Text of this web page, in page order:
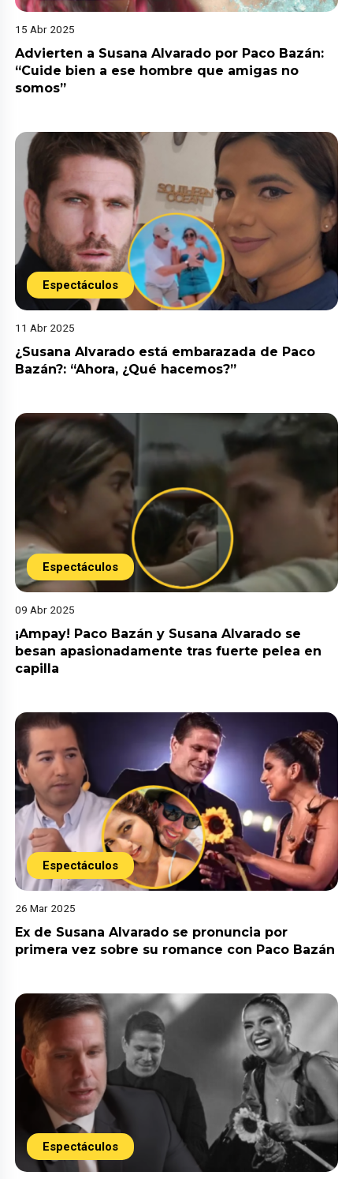
15 Abr 2025
Advierten a Susana Alvarado por Paco Bazán:
“Cuide bien a ese hombre que amigas no
somos”
Espectáculos
11 Abr 2025
¿Susana Alvarado está embarazada de Paco
Bazán?: “Ahora, ¿Qué hacemos?”
Espectáculos
09 Abr 2025
¡Ampay! Paco Bazán y Susana Alvarado se
besan apasionadamente tras fuerte pelea en
capilla
Espectáculos
26 Mar 2025
Ex de Susana Alvarado se pronuncia por
primera vez sobre su romance con Paco Bazán
Espectáculos